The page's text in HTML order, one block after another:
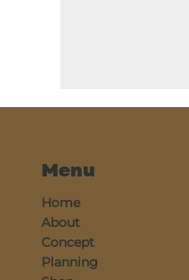
Menu
Home
About
Concept
Planning